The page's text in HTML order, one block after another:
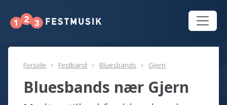
Forside Festband Bluesbands Gjern
Bluesbands nær Gjern